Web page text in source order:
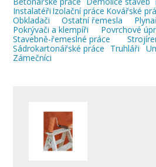
Instalatéři Izolační práce Kovářské
Obkladači
Ostatní řemesla
Pokrývači a klempíři
Povrchové
Stavebně-řemeslné práce
Sádrokartonářské práce
Truhláři
Zámečníci